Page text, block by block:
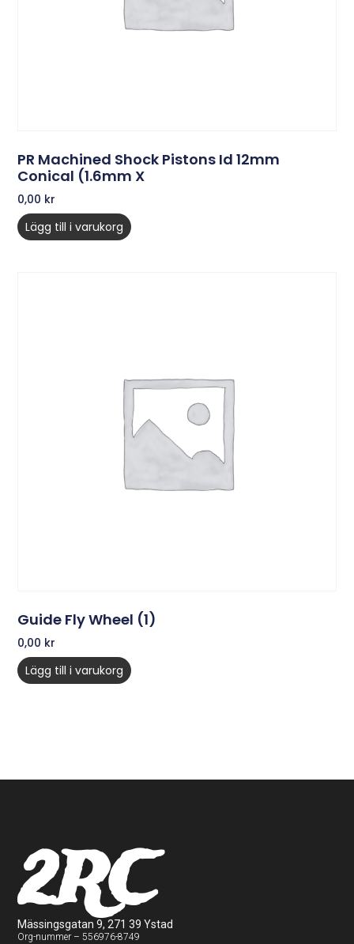
PR Machined Shock Pistons Id 12mm
Conical (1.6mm X
0,00 kr
Lägg till i varukorg
Guide Fly Wheel (1)
0,00 kr
Lägg till i varukorg
2RC
Mässingsgatan 9, 271 39 Ystad
Org-nummer – 556976-8749